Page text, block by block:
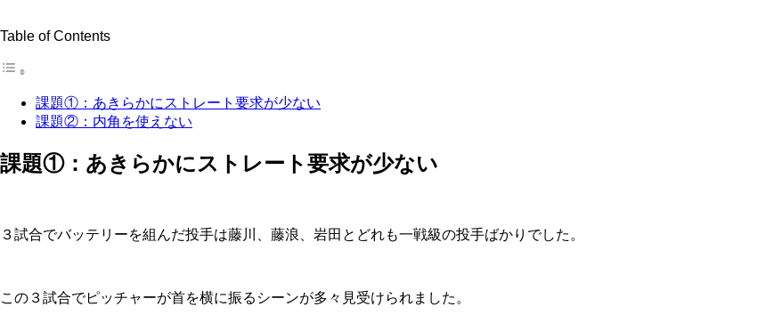
Table of Contents
課題①：あきらかにストレート要求が少ない
課題②：内角を使えない
課題①：あきらかにストレート要求が少ない
３試合でバッテリーを組んだ投手は藤川、藤浪、岩田とどれも一戦級の投手ばかりでした。
この３試合でピッチャーが首を横に振るシーンが多々見受けられました。